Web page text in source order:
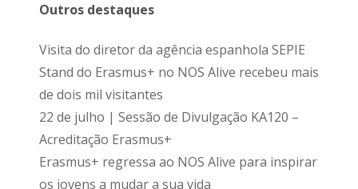
Outros destaques
Visita do diretor da agência espanhola SEPIE
Stand do Erasmus+ no NOS Alive recebeu mais
de dois mil visitantes
22 de julho | Sessão de Divulgação KA120 –
Acreditação Erasmus+
Erasmus+ regressa ao NOS Alive para inspirar
os jovens a mudar a sua vida